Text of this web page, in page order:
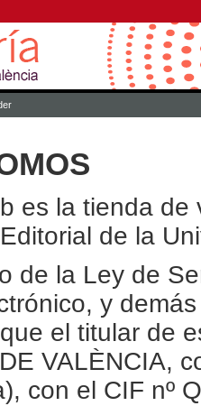
es la tienda
de la
de la Ley de
y
el titular de
VALÈNCIA,
con el CIF nº